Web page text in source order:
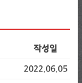
작성일
2022.06.05